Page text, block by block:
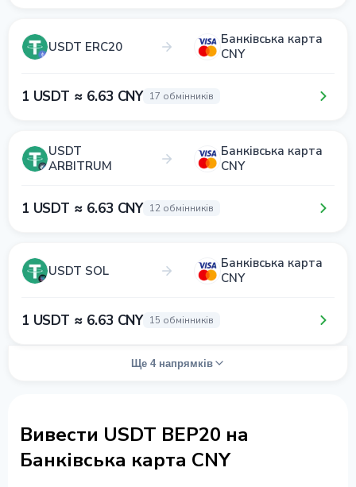
USDT ERC20
Банківська карта
CNY
1 USDT ≈ 6.63 CNY 17 обмінників
USDT
ARBITRUM
Банківська карта
CNY
1 USDT ≈ 6.63 CNY 12 обмінників
USDT SOL
Банківська карта
CNY
1 USDT ≈ 6.63 CNY 15 обмінників
Ще 4 напрямків
Вивести USDT BEP20 на
Банківська карта CNY